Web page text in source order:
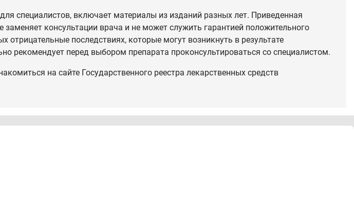
специалистов, включает материалы из изданий разных лет. Приведенная
консультации врача и не может служить гарантией положительного
последствиях, которые могут возникнуть в результате
рекомендует перед выбором препарата проконсультироваться со специалистом.
на сайте Государственного реестра лекарственных средств